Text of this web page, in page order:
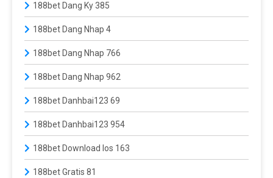
188bet Dang Ky 385
188bet Dang Nhap 4
188bet Dang Nhap 766
188bet Dang Nhap 962
188bet Danhbai123 69
188bet Danhbai123 954
188bet Download Ios 163
188bet Gratis 81